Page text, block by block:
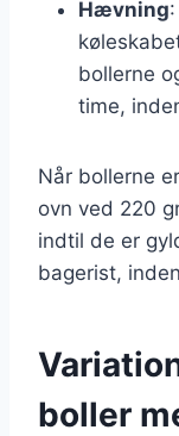
Hævning
bollerne
time,
Når bollerne
ovn ved 220
indtil de er
bagerist,
boller